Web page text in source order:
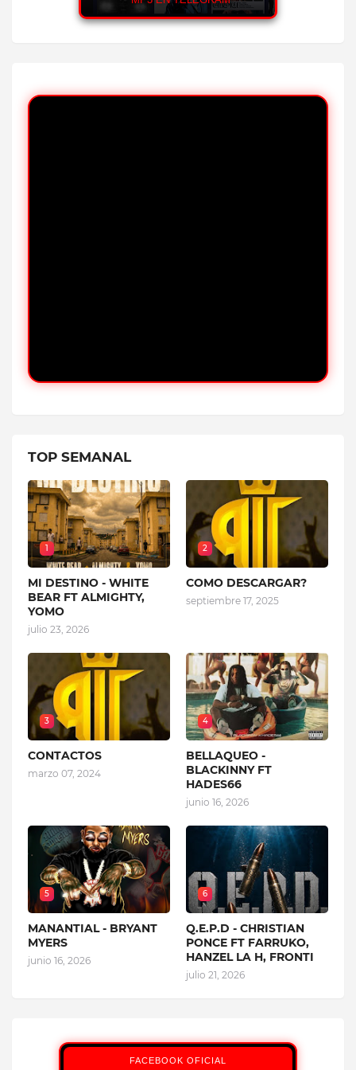
TOP SEMANAL
1
MI DESTINO - WHITE
BEAR FT ALMIGHTY,
YOMO
julio 23, 2026
2
COMO DESCARGAR?
septiembre 17, 2025
3
CONTACTOS
marzo 07, 2024
4
BELLAQUEO -
BLACKINNY FT
HADES66
junio 16, 2026
5
MANANTIAL - BRYANT
MYERS
junio 16, 2026
6
Q.E.P.D - CHRISTIAN
PONCE FT FARRUKO,
HANZEL LA H, FRONTI
julio 21, 2026
FACEBOOK OFICIAL